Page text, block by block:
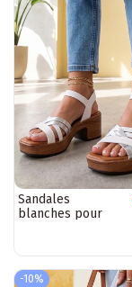
Sandales
blanches pour
-10%